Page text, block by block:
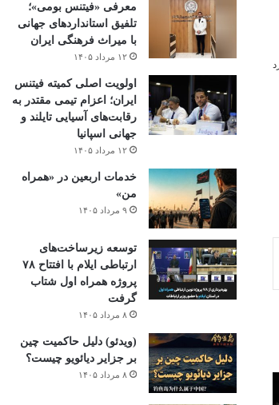
معرفی «فیتنس بومی»؛
تلفیق استانداردهای جهانی
با میراث فرهنگی ایران
۱۲ مرداد ۱۴۰۵
اولویت اصلی کمیته فیتنس
ایران؛ اعزام تیمی مقتدر به
رقابت‌های آسیایی تایلند و
جهانی اسپانیا
۱۲ مرداد ۱۴۰۵
خدمات اربعین در «همراه
من»
۹ مرداد ۱۴۰۵
توسعه زیرساخت‌های
ارتباطی ایلام با افتتاح ۷۸
پروژه همراه اول شتاب
گرفت
۸ مرداد ۱۴۰۵
(ویدئو) دلیل حاکمیت چین
بر جزایر دیائویو چیست؟
۸ مرداد ۱۴۰۵